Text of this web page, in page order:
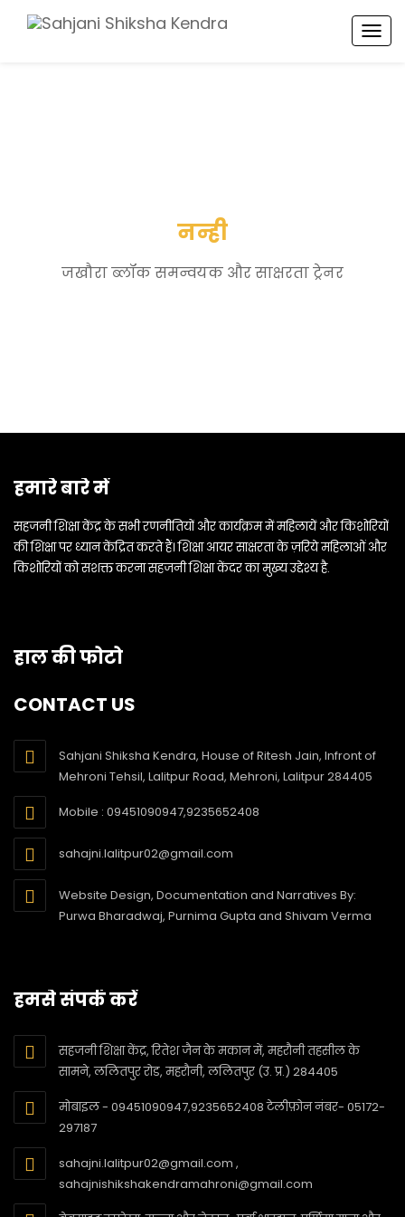
नन्ही
जखौरा ब्लॉक समन्वयक और साक्षरता ट्रेनर
हमारे बारे में
सहजनी शिक्षा केंद्र के सभी रणनीतियों और कार्यक्रम में महिलायें और किशोरियों
की शिक्षा पर ध्यान केंद्रित करते हैं। शिक्षा आयर साक्षरता के ज़रिये महिलाओं और
किशोरियों को सशक्त करना सहजनी शिक्षा केंदर का मुख्य उद्देश्य है.
हाल की फोटो
CONTACT US
Sahjani Shiksha Kendra, House of Ritesh Jain, Infront of
Mehroni Tehsil, Lalitpur Road, Mehroni, Lalitpur 284405
Mobile : 09451090947,9235652408
sahajni.lalitpur02@gmail.com
Website Design, Documentation and Narratives By:
Purwa Bharadwaj, Purnima Gupta and Shivam Verma
हमसे संपर्क करें
सहजनी शिक्षा केंद्र, रितेश जैन के मकान में, महरौनी तहसील के
सामने, ललितपुर रोड, महरौनी, ललितपुर (उ. प्र.) 284405
मोबाइल - 09451090947,9235652408 टेलीफ़ोन नंबर- 05172-
297187
sahajni.lalitpur02@gmail.com ,
sahajnishikshakendramahroni@gmail.com